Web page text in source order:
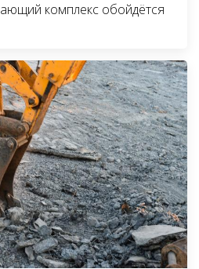
комплекс обойдётся